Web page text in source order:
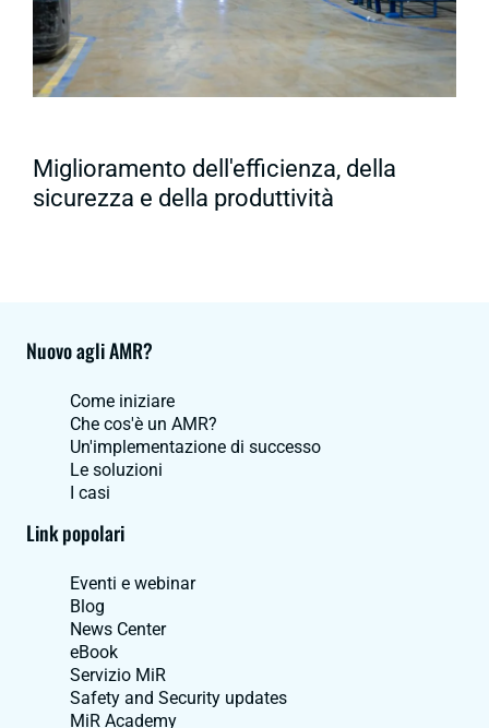
Miglioramento dell'efficienza, della
sicurezza e della produttività
Nuovo agli AMR?
Come iniziare
Che cos'è un AMR?
Un'implementazione di successo
Le soluzioni
I casi
Link popolari
Eventi e webinar
Blog
News Center
eBook
Servizio MiR
Safety and Security updates
MiR Academy